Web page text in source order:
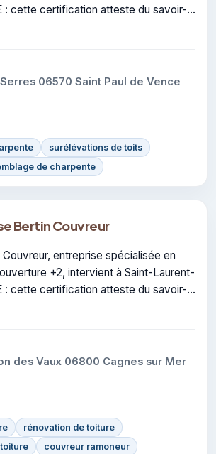
: cette certification atteste du savoir-
06570 Saint Paul de Vence
surélévations de toits
de charpente
Bertin Couvreur
entreprise spécialisée en
à Saint-Laurent-
: cette certification atteste du savoir-
des Vaux 06800 Cagnes sur Mer
rénovation de toiture
couvreur ramoneur